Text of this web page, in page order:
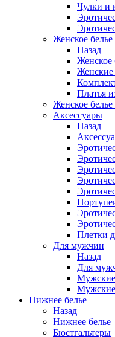
Чулки и
Женское
Назад
Женское
Женские
Платья
Женское
Аксессуары
Назад
Плетки
Для мужчин
Назад
Для
Мужские
Мужские
Нижнее белье
Назад
Нижнее белье
Бюстгальтеры